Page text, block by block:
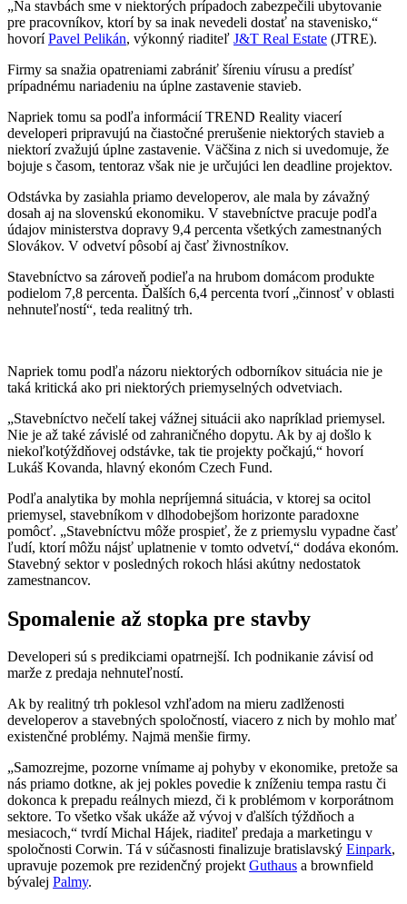
„Na stavbách sme v niektorých prípadoch zabezpečili ubytovanie
pre pracovníkov, ktorí by sa inak nevedeli dostať na stavenisko,“
hovoríPavel Pelikán, výkonný riaditeľ J&T Real Estate (JTRE).
Firmy sa snažia opatreniami zabrániť šíreniu vírusu a predísť
prípadnému nariadeniu na úplne zastavenie stavieb.
Napriek tomu sa podľa informácií TREND Reality viacerí
developeri pripravujú na čiastočné prerušenie niektorých stavieb a
niektorí zvažujú úplne zastavenie. Väčšina z nich si uvedomuje, že
bojuje s časom, tentoraz však nie je určujúci len deadline projektov.
Odstávka by zasiahla priamo developerov, ale mala by závažný
dosah aj na slovenskú ekonomiku. V stavebníctve pracuje podľa
údajov ministerstva dopravy 9,4 percenta všetkých zamestnaných
Slovákov. V odvetví pôsobí aj časť živnostníkov.
Stavebníctvo sa zároveň podieľa na hrubom domácom produkte
podielom 7,8 percenta. Ďalších 6,4 percenta tvorí „činnosť v oblasti
nehnuteľností“, teda realitný trh.
Napriek tomu podľa názoru niektorých odborníkov situácia nie je
taká kritická ako pri niektorých priemyselných odvetviach.
„Stavebníctvo nečelí takej vážnej situácii ako napríklad priemysel.
Nie je až také závislé od zahraničného dopytu. Ak by aj došlo k
niekoľkotýždňovej odstávke, tak tie projekty počkajú,“ hovorí
Lukáš Kovanda, hlavný ekonóm Czech Fund.
Podľa analytika by mohla nepríjemná situácia, v ktorej sa ocitol
priemysel, stavebníkom v dlhodobejšom horizonte paradoxne
pomôcť. „Stavebníctvu môže prospieť, že z priemyslu vypadne časť
ľudí, ktorí môžu nájsť uplatnenie v tomto odvetví,“ dodáva ekonóm.
Stavebný sektor v posledných rokoch hlási akútny nedostatok
zamestnancov.
Spomalenie až stopka pre stavby
Developeri sú s predikciami opatrnejší. Ich podnikanie závisí od
marže z predaja nehnuteľností.
Ak by realitný trh poklesol vzhľadom na mieru zadlženosti
developerov a stavebných spoločností, viacero z nich by mohlo mať
existenčné problémy. Najmä menšie firmy.
„Samozrejme, pozorne vnímame aj pohyby v ekonomike, pretože sa
nás priamo dotkne, ak jej pokles povedie k zníženiu tempa rastu či
dokonca k prepadu reálnych miezd, či k problémom v korporátnom
sektore. To všetko však ukáže až vývoj v ďalších týždňoch a
mesiacoch,“ tvrdí Michal Hájek, riaditeľ predaja a marketingu v
spoločnosti Corwin. Tá v súčasnosti finalizuje bratislavský Einpark,
upravuje pozemok pre rezidenčný projektGuthaus a brownfield
bývalej Palmy.